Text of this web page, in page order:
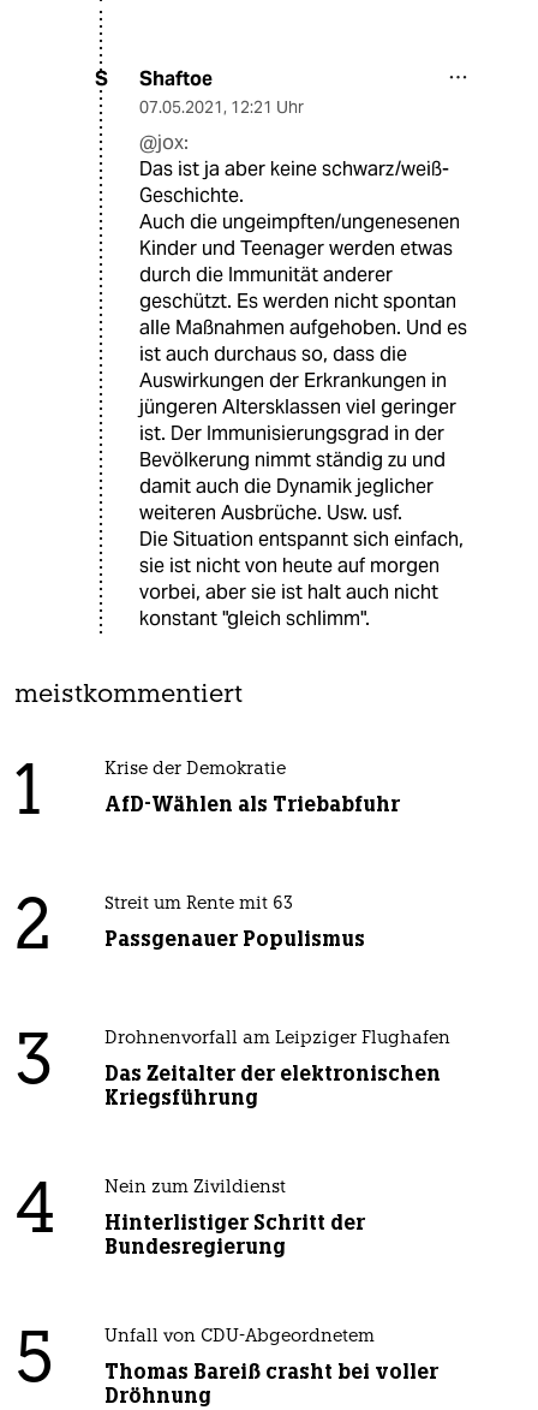
S Shaftoe
07.05.2021, 12:21 Uhr
@jox:
Das ist ja aber keine schwarz/weiß-
Geschichte.
Auch die ungeimpften/ungenesenen
Kinder und Teenager werden etwas
durch die Immunität anderer
geschützt. Es werden nicht spontan
alle Maßnahmen aufgehoben. Und es
ist auch durchaus so, dass die
Auswirkungen der Erkrankungen in
jüngeren Altersklassen viel geringer
ist. Der Immunisierungsgrad in der
Bevölkerung nimmt ständig zu und
damit auch die Dynamik jeglicher
weiteren Ausbrüche. Usw. usf.
Die Situation entspannt sich einfach,
sie ist nicht von heute auf morgen
vorbei, aber sie ist halt auch nicht
konstant "gleich schlimm".
meistkommentiert
1 Krise der Demokratie
AfD-Wählen als Triebabfuhr
2 Streit um Rente mit 63
Passgenauer Populismus
3 Drohnenvorfall am Leipziger Flughafen
Das Zeitalter der elektronischen
Kriegsführung
4 Nein zum Zivildienst
Hinterlistiger Schritt der
Bundesregierung
5 Unfall von CDU-Abgeordnetem
Thomas Bareiß crasht bei voller
Dröhnung